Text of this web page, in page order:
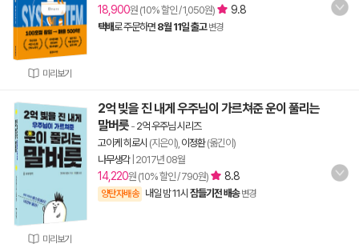
미리보기
18,900원 (10% 할인 / 1,050원) 9.8
택배로 주문하면 8월 11일 출고 변경
미리보기
2억 빚을 진 내게 우주님이 가르쳐준 운이 풀리는
말버릇 - 2억 우주님 시리즈
고이케 히로시 (지은이), 이정환(옮긴이)
나무생각| 2017년 08월
14,220원 (10% 할인 / 790원) 8.8
양탄자배송 내일 밤 11시 잠들기전 배송 변경